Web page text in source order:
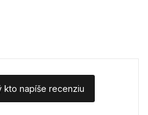
kto napíše recenziu